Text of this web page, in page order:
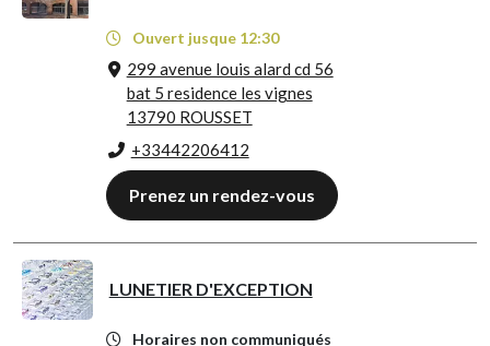
Ouvert jusque 12:30
299 avenue louis alard cd 56
bat 5 residence les vignes
13790 ROUSSET
+33442206412
Prenez un rendez-vous
LUNETIER D'EXCEPTION
Horaires non communiqués